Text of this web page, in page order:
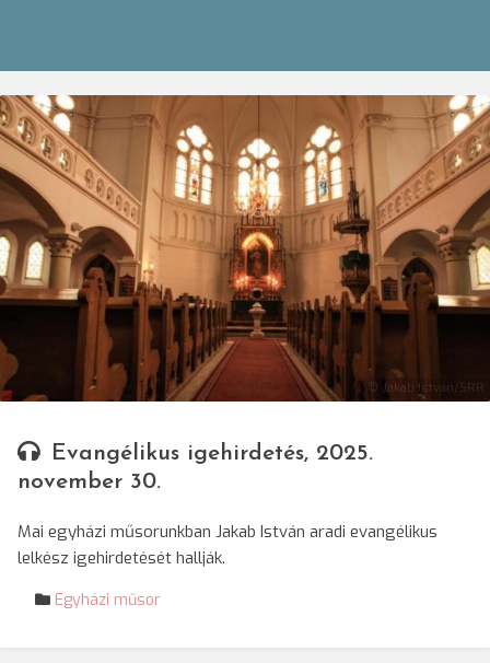
© Jakab István/SRR
Evangélikus igehirdetés, 2025.
november 30.
Mai egyházi műsorunkban Jakab István aradi evangélikus
lelkész igehirdetését hallják.
Egyházi műsor